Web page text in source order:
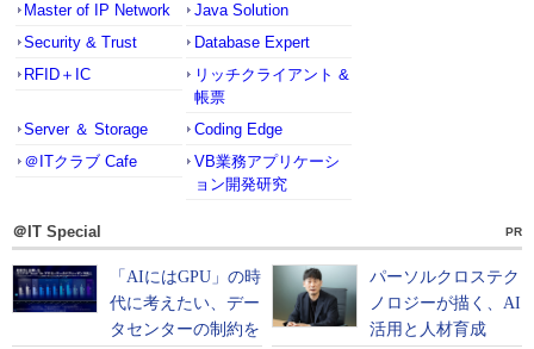
Master of IP Network
Java Solution
Security & Trust
Database Expert
RFID＋IC
リッチクライアント &
帳票
Server ＆ Storage
Coding Edge
＠ITクラブ Cafe
VB業務アプリケーシ
ョン開発研究
＠IT Special PR